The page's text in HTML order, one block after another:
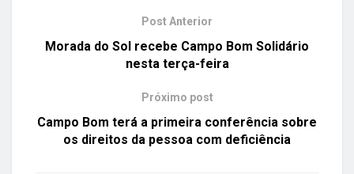
Post Anterior
Morada do Sol recebe Campo Bom Solidário
nesta terça-feira
Próximo post
Campo Bom terá a primeira conferência sobre
os direitos da pessoa com deficiência